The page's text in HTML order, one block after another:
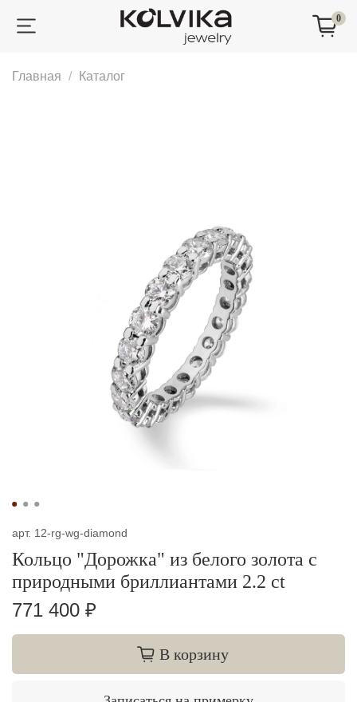
0
Главная Каталог
арт. 12-rg-wg-diamond
Кольцо "Дорожка" из белого золота с
природными бриллиантами 2.2 ct
771 400 ₽
В корзину